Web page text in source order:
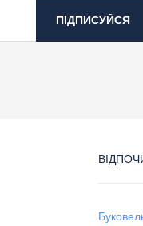
ПІДПИСУЙСЯ